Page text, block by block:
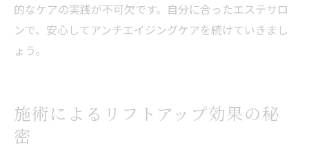
的なケアの実践が不可欠です。自分に合ったエステサロ
ンで、安心してアンチエイジングケアを続けていきまし
ょう。
施術によるリフトアップ効果の秘
密